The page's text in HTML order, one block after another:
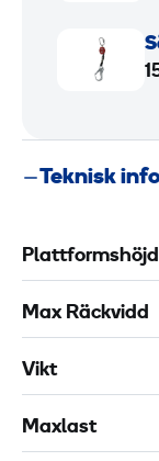
d
d
e
e
3
r
h
s
l
k
Teknisk
Plattformshöjd
Max Räckvidd
Vikt
Maxlast